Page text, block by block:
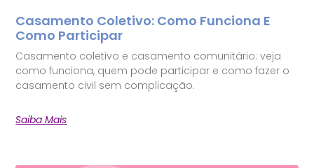
Casamento Coletivo: Como Funciona E
Como Participar
Casamento coletivo e casamento comunitário: veja
como funciona, quem pode participar e como fazer o
casamento civil sem complicação.
Saiba Mais